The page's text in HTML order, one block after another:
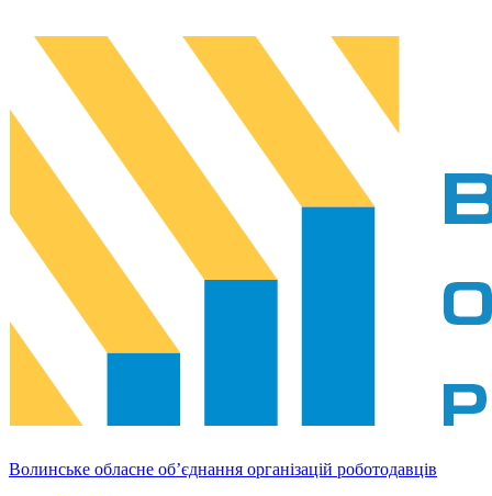
Волинське обласне об’єднання організацій роботодавців